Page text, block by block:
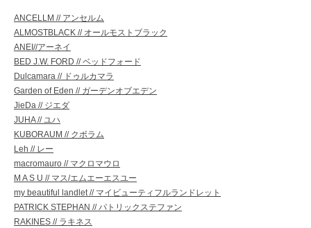
ANCELLM // アンセルム
ALMOSTBLACK // オールモストブラック
ANEI//アーネイ
BED J.W. FORD // ベッドフォード
Dulcamara // ドゥルカマラ
Garden of Eden // ガーデンオブエデン
JieDa // ジエダ
JUHA // ユハ
KUBORAUM // クボラム
Leh // レー
macromauro // マクロマウロ
M A S U // マス/エムエーエスユー
my beautiful landlet // マイビューティフルランドレット
PATRICK STEPHAN // パトリックステファン
RAKINES // ラキネス